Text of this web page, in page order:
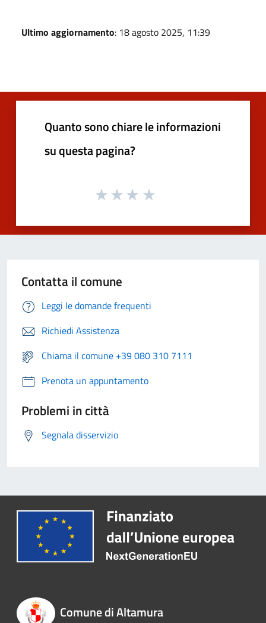
Ultimo aggiornamento: 18 agosto 2025, 11:39
Quanto sono chiare le informazioni
su questa pagina?
Contatta il comune
Leggi le domande frequenti
Richiedi Assistenza
Chiama il comune +39 080 310 7111
Prenota un appuntamento
Problemi in città
Segnala disservizio
Comune di Altamura